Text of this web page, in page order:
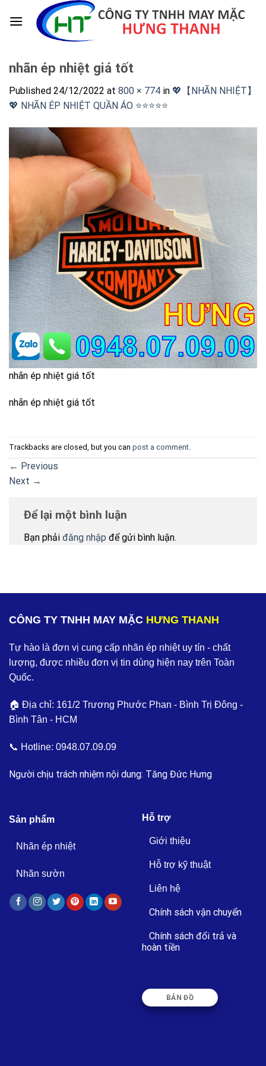
nhãn ép nhiệt giá tốt
Published 24/12/2022 at 800 × 774 in 💖【NHÃN NHIỆT】
💖 NHÃN ÉP NHIỆT QUẦN ÁO ⭐️⭐️⭐️⭐️⭐️
nhãn ép nhiệt giá tốt
nhãn ép nhiệt giá tốt
Trackbacks are closed, but you can post a comment
← Previous
Next →
Để lại một bình luận
Bạn phải đăng nhập để gửi bình luận.
CÔNG TY TNHH MAY MẶC HƯNG THANH
Tự hào là đơn vị cung cấp nhãn ép nhiệt uy tín - chất
lượng, được nhiều đơn vị tin dùng hiện nay trên Toàn
Quốc.
🏠 Địa chỉ: 161/2 Trương Phước Phan - Bình Trị Đông -
Bình Tân - HCM
📞 Hotline: 0948.07.09.09
Người chịu trách nhiệm nội dung: Tăng Đức Hưng
Sản phẩm
Nhãn ép nhiệt
Nhãn sườn
Hỗ trợ
Giới thiệu
Hỗ trợ kỹ thuật
Liên hệ
Chính sách vận chuyển
Chính sách đổi trả và
hoàn tiền
BẢN ĐỒ